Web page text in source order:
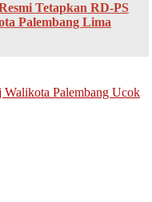
Tetapkan RD-PS
Palembang Lima
Walikota Palembang Ucok